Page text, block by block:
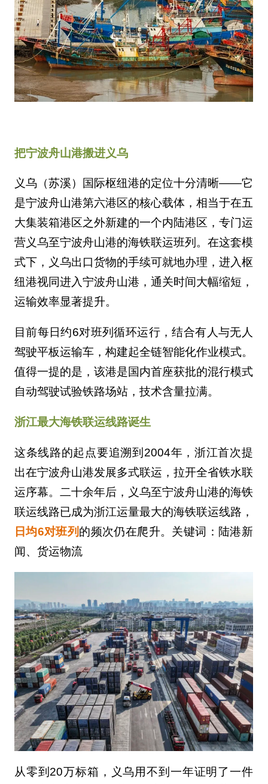
把宁波舟山港搬进义乌
义乌（苏溪）国际枢纽港的定位十分清晰——它
是宁波舟山港第六港区的核心载体，相当于在五
大集装箱港区之外新建的一个内陆港区，专门运
营义乌至宁波舟山港的海铁联运班列。在这套模
式下，义乌出口货物的手续可就地办理，进入枢
纽港视同进入宁波舟山港，通关时间大幅缩短，
运输效率显著提升。
目前每日约6对班列循环运行，结合有人与无人
驾驶平板运输车，构建起全链智能化作业模式。
值得一提的是，该港是国内首座获批的混行模式
自动驾驶试验铁路场站，技术含量拉满。
浙江最大海铁联运线路诞生
这条线路的起点要追溯到2004年，浙江首次提
出在宁波舟山港发展多式联运，拉开全省铁水联
运序幕。二十余年后，义乌至宁波舟山港的海铁
联运线路已成为浙江运量最大的海铁联运线路，
日均6对班列 的频次仍在爬升。关键词：陆港新
闻、货运物流
从零到20万标箱，义乌用不到一年证明了一件